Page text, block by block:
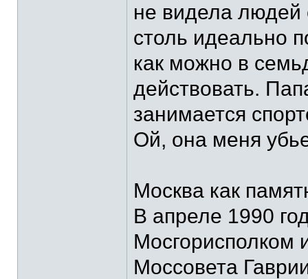
не видела людей
столь идеально
как можно в
действовать.
занимается
Ой, она меня
Москва как
В апреле 1990
Мосгорисполком
Моссовета